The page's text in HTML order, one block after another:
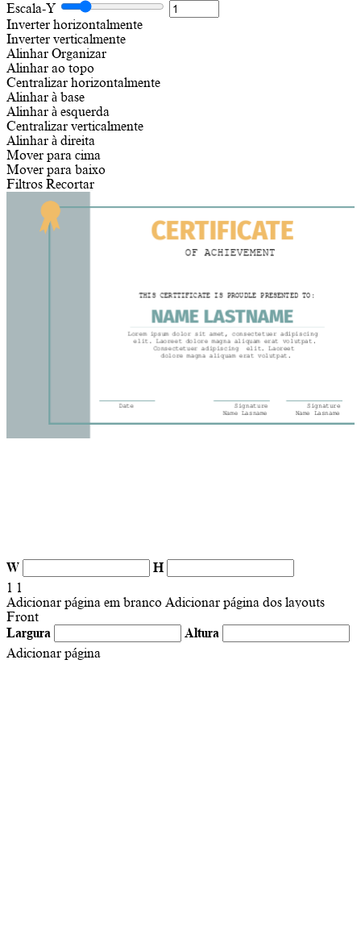
Escala-Y
Inverter horizontalmente
Inverter verticalmente
Alinhar Organizar
Alinhar ao topo
Centralizar horizontalmente
Alinhar à base
Alinhar à esquerda
Centralizar verticalmente
Alinhar à direita
Mover para cima
Mover para baixo
Filtros Recortar
W
H
1 1
Adicionar página em branco Adicionar página dos layouts
Front
Largura
Altura
Adicionar página